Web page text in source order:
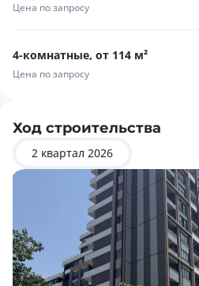
Цена по запросу
Цена по запросу
3 комнаты, 30 м², этаж
4-комнатные, от 114 м²
Цена по запросу
Ход строительства
2 квартал 2026